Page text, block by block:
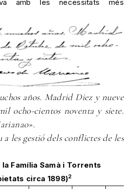
amb les necessitats més
años. Madrid Diez y nueve
ocho-cientos noventa y siete.
les gestió dels conflictes de les
Família Samà i Torrents
circa 1898)2